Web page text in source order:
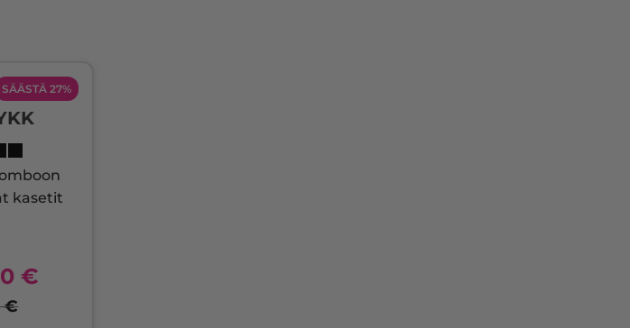
SÄÄSTÄ 27%
kasetit
€
€